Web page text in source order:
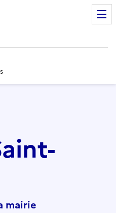
mairie